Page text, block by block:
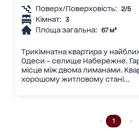
Поверх/Поверховість: 2/5
Кімнат: 3
Площа загальна: 67 м²
Трикімнатна квартира у
Одеси – селище Набережне.
місце між двома лиманами.
хорошому житловому стані...
1